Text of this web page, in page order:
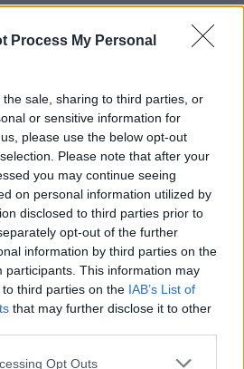
Process My Personal
sale, sharing to third parties, or
or sensitive information for
please use the below opt-out
Please note that after your
you may continue seeing
on personal information utilized by
disclosed to third parties prior to
opt-out of the further
information by third parties on the
participants. This information may
third parties on the IAB’s List of
that may further disclose it to other
app uses one or more Google
Opt Outs